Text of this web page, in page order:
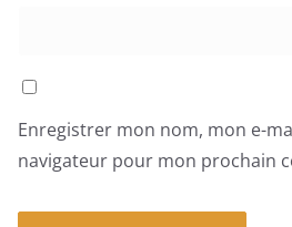
Enregistrer mon nom, mon e-
navigateur pour mon prochain